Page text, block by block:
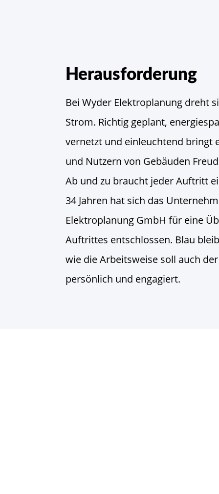
Herausforderung
Bei Wyder Elektroplanung dreht
Strom. Richtig geplant,
vernetzt und einleuchtend bringt
und Nutzern von Gebäuden
Ab und zu braucht jeder Auftritt
34 Jahren hat sich das
Elektroplanung GmbH für eine
Auftrittes entschlossen. Blau
wie die Arbeitsweise soll auch
persönlich und engagiert.